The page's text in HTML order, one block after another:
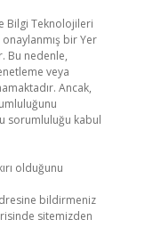
Bilgi Teknolojileri
bir Yer
Bu nedenle,
veya
Ancak,
sorumluluğu kabul
olduğunu
bildirmeniz
sitemizden